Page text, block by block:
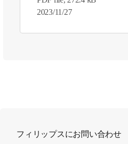
2023/11/27
フィリップスにお問い合わせ